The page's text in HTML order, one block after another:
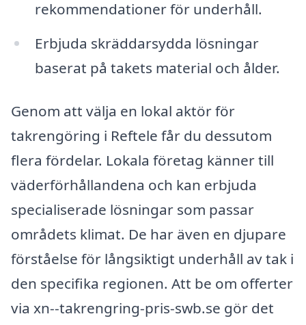
rekommendationer för underhåll.
Erbjuda skräddarsydda lösningar
baserat på takets material och ålder.
Genom att välja en lokal aktör för
takrengöring i Reftele får du dessutom
flera fördelar. Lokala företag känner till
väderförhållandena och kan erbjuda
specialiserade lösningar som passar
områdets klimat. De har även en djupare
förståelse för långsiktigt underhåll av tak i
den specifika regionen. Att be om offerter
via xn--takrengring-pris-swb.se gör det